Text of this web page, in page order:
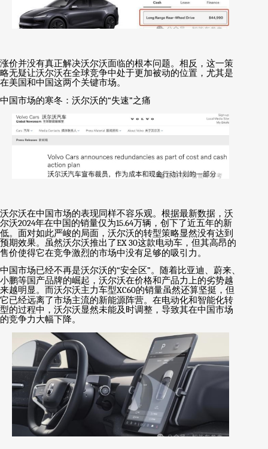
涨价并没有真正解决沃尔沃面临的根本问题。相反，这一策
略无疑让沃尔沃在全球竞争中处于更加被动的位置，尤其是
在美国和中国这两个关键市场。
中国市场的寒冬：沃尔沃的“失速”之痛
沃尔沃在中国市场的表现同样不容乐观。根据最新数据，沃
尔沃2024年在中国的销量仅为15.64万辆，创下了近五年的新
低。面对如此严峻的局面，沃尔沃的转型策略显然没有达到
预期效果。虽然沃尔沃推出了EX 30这款电动车，但其高昂的
售价使得它在竞争激烈的市场中没有足够的吸引力。
中国市场已经不再是沃尔沃的“安全区”。随着比亚迪、蔚来、
小鹏等国产品牌的崛起，沃尔沃在价格和产品力上的劣势越
来越明显。而沃尔沃主力车型XC60的销量虽然还算坚挺，但
它已经远离了市场主流的新能源阵营。在电动化和智能化转
型的过程中，沃尔沃显然未能及时调整，导致其在中国市场
的竞争力大幅下降。